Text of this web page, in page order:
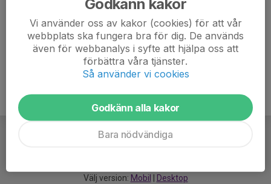
Välj version: Mobil Desktop
Godkänn kakor
Vi använder oss av kakor (cookies) för att vår
webbplats ska fungera bra för dig. De används
även för webbanalys i syfte att hjälpa oss att
förbättra våra tjänster.
Så använder vi cookies
Godkänn alla kakor
Bara nödvändiga